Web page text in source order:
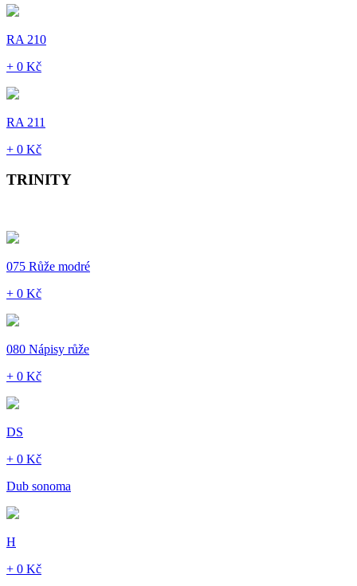
RA 210
+ 0 Kč
RA 211
+ 0 Kč
TRINITY
075 Růže modré
+ 0 Kč
080 Nápisy růže
+ 0 Kč
DS
+ 0 Kč
Dub sonoma
H
+ 0 Kč